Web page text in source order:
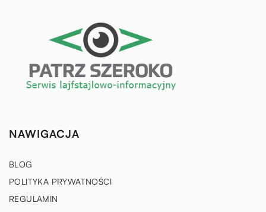
NAWIGACJA
BLOG
POLITYKA PRYWATNOŚCI
REGULAMIN